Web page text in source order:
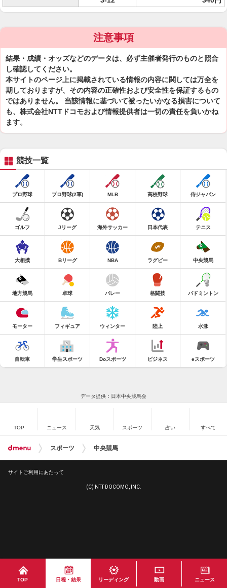
注意事項
結果・成績・オッズなどのデータは、必ず主催者発行のものと照合
し確認してください。
本サイトのページ上に掲載されている情報の内容に関しては万全を
期しておりますが、その内容の正確性および安全性を保証するもの
ではありません。 当該情報に基づいて被ったいかなる損害について
も、株式会社NTTドコモおよび情報提供者は一切の責任を負いかね
ます。
TOP 日程・結果 リーディング 動画 ニュース
競技一覧
プロ野球 プロ野球(2軍) MLB 高校野球 侍ジャパン
ゴルフ Jリーグ 海外サッカー 日本代表 テニス
大相撲 Bリーグ NBA ラグビー 中央競馬
地方競馬 卓球 バレー 格闘技 バドミントン
モーター フィギュア ウィンター 陸上 水泳
自転車 学生スポーツ Doスポーツ ビジネス eスポーツ
データ提供：日本中央競馬会
TOP ニュース 天気 スポーツ 占い すべて
スポーツ 中央競馬
サイトご利用にあたって
(C) NTT DOCOMO, INC.